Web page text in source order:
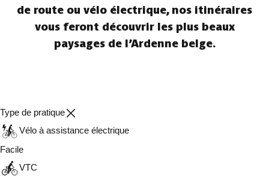
de route ou vélo électrique, nos itinéraires
vous feront découvrir les plus beaux
paysages de l’Ardenne belge.
Type de pratique
Vélo à assistance électrique
Facile
VTC